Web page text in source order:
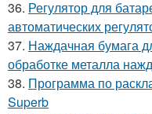
36. Регулятор для
автоматических
37. Наждачная бумага
обработке металла
38. Программа по
Superb